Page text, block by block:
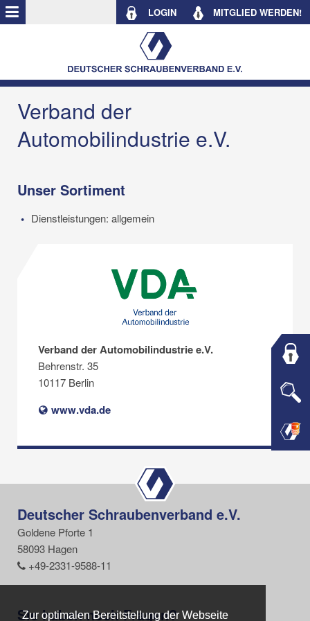
Zur optimalen Bereitstellung der Webseite
Zur optimalen Bereitstellung der Webseite
LOGIN MITGLIED WERDEN!
Verband der
Automobilindustrie e.V.
Unser Sortiment
Dienstleistungen: allgemein
Verband der Automobilindustrie e.V.
Behrenstr. 35
10117 Berlin
www.vda.de
Deutscher Schraubenverband e.V.
Goldene Pforte 1
58093 Hagen
+49-2331-9588-11
Sie haben noch Fragen?